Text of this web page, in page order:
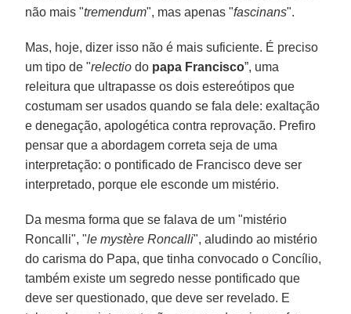
não mais "tremendum", mas apenas "fascinans".
Mas, hoje, dizer isso não é mais suficiente. É preciso
um tipo de "relectio do papa Francisco”, uma
releitura que ultrapasse os dois estereótipos que
costumam ser usados quando se fala dele: exaltação
e denegação, apologética contra reprovação. Prefiro
pensar que a abordagem correta seja de uma
interpretação: o pontificado de Francisco deve ser
interpretado, porque ele esconde um mistério.
Da mesma forma que se falava de um "mistério
Roncalli", "le mystère Roncalli", aludindo ao mistério
do carisma do Papa, que tinha convocado o Concílio,
também existe um segredo nesse pontificado que
deve ser questionado, que deve ser revelado. E